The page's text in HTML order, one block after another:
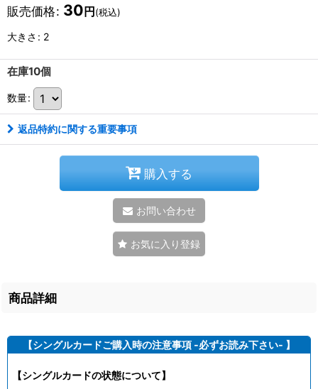
販売価格: 30 円 (税込)
大きさ : 2
在庫10個
数量:
返品特約に関する重要事項
購入する
お問い合わせ
お気に入り登録
商品詳細
【シングルカードご購入時の注意事項 -必ずお読み下さい- 】
【シングルカードの状態について】